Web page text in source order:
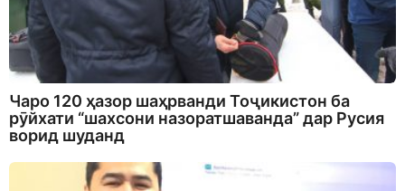
Чаро 120 ҳазор шаҳрванди Тоҷикистон ба
рӯйхати “шахсони назоратшаванда” дар Русия
ворид шуданд